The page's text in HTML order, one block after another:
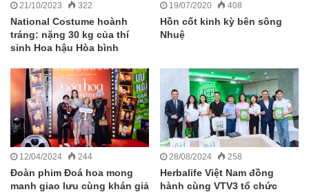
21/10/2023 322
National Costume hoành
tráng: nặng 30 kg của thí
sinh Hoa hậu Hòa bình
19/07/2020 408
Hồn cốt kinh kỳ bên sông
Nhuệ
12/04/2024 244
Đoàn phim Đoá hoa mong
manh giao lưu cùng khán giả
28/08/2024 258
Herbalife Việt Nam đồng
hành cùng VTV3 tổ chức